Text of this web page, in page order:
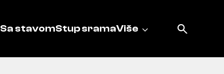
Sa stavomStup sramaViše